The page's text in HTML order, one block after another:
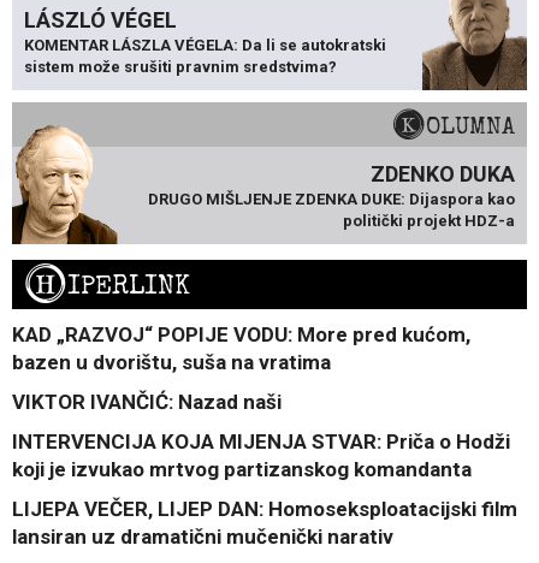
LÁSZLÓ VÉGEL
KOMENTAR LÁSZLA VÉGELA: Da li se autokratski
sistem može srušiti pravnim sredstvima?
KOLUMNA
ZDENKO DUKA
DRUGO MIŠLJENJE ZDENKA DUKE: Dijaspora kao
politički projekt HDZ-a
HIPERLINK
KAD „RAZVOJ“ POPIJE VODU: More pred kućom,
bazen u dvorištu, suša na vratima
VIKTOR IVANČIĆ: Nazad naši
INTERVENCIJA KOJA MIJENJA STVAR: Priča o Hodži
koji je izvukao mrtvog partizanskog komandanta
LIJEPA VEČER, LIJEP DAN: Homoseksploatacijski film
lansiran uz dramatični mučenički narativ